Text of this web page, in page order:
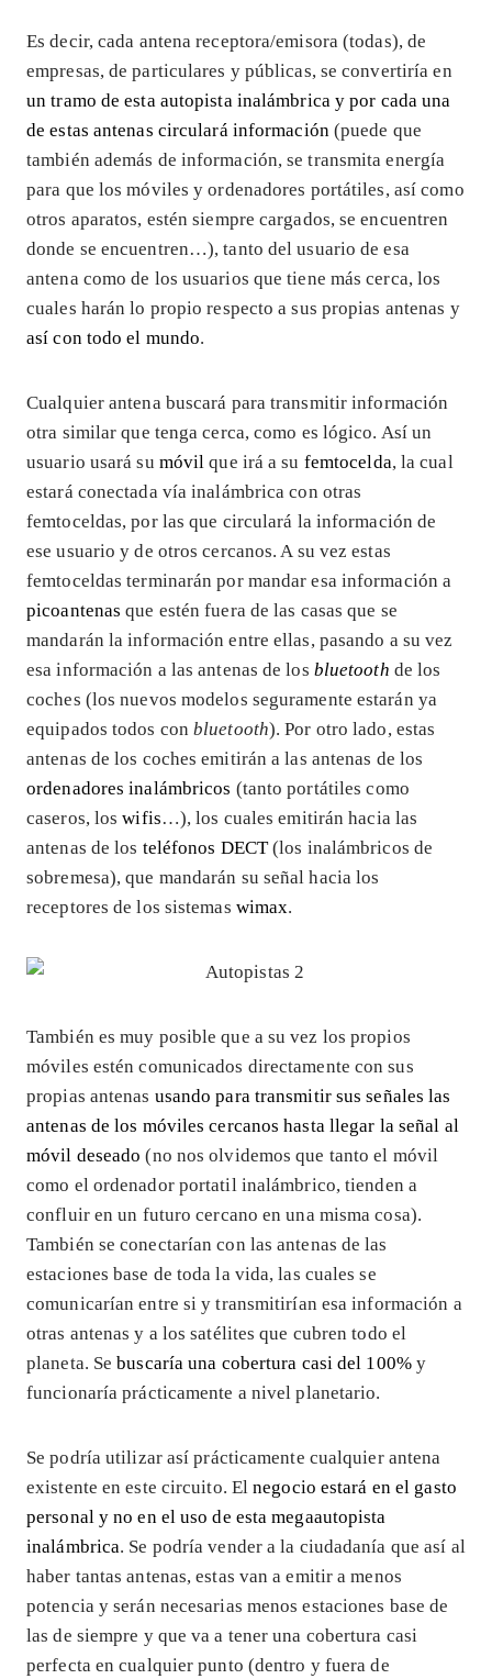
Es decir, cada antena receptora/emisora (todas), de
empresas, de particulares y públicas, se convertiría en
un tramo de esta autopista inalámbrica y por cada una
de estas antenas circulará información (puede que
también además de información, se transmita energía
para que los móviles y ordenadores portátiles, así como
otros aparatos, estén siempre cargados, se encuentren
donde se encuentren…), tanto del usuario de esa
antena como de los usuarios que tiene más cerca, los
cuales harán lo propio respecto a sus propias antenas y
así con todo el mundo.
Cualquier antena buscará para transmitir información
otra similar que tenga cerca, como es lógico. Así un
usuario usará su móvilque irá a su femtocelda, la cual
estará conectada vía inalámbrica con otras
femtoceldas, por las que circulará la información de
ese usuario y de otros cercanos. A su vez estas
femtoceldas terminarán por mandar esa información a
picoantenasque estén fuera de las casas que se
mandarán la información entre ellas, pasando a su vez
esa información a las antenas de los bluetooth de los
coches (los nuevos modelos seguramente estarán ya
equipados todos conbluetooth). Por otro lado, estas
antenas de los coches emitirán a las antenas de los
ordenadores inalámbricos (tanto portátiles como
caseros, loswifis…), los cuales emitirán hacia las
antenas de los teléfonos DECT(los inalámbricos de
sobremesa), que mandarán su señal hacia los
receptores de los sistemas wimax.
También es muy posible que a su vez los propios
móviles estén comunicados directamente con sus
propias antenas usando para transmitir sus señales las
antenas de los móviles cercanos hasta llegar la señal al
móvil deseado(no nos olvidemos que tanto el móvil
como el ordenador portatil inalámbrico, tienden a
confluir en un futuro cercano en una misma cosa).
También se conectarían con las antenas de las
estaciones base de toda la vida, las cuales se
comunicarían entre si y transmitirían esa información a
otras antenas y a los satélites que cubren todo el
planeta. Sebuscaría una cobertura casi del 100%y
funcionaría prácticamente a nivel planetario.
Se podría utilizar así prácticamente cualquier antena
existente en este circuito. Elnegocio estará en el gasto
personal y no en el uso de esta megaautopista
inalámbrica. Se podría vender a la ciudadanía que así al
haber tantas antenas, estas van a emitir a menos
potencia y serán necesarias menos estaciones base de
las de siempre y que va a tener una cobertura casi
perfecta en cualquier punto (dentro y fuera de